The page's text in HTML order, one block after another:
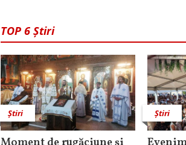
TOP 6 Știri
Știri Știri